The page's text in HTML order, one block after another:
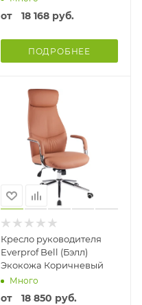
от 18 168 руб.
ПОДРОБНЕЕ
Кресло руководителя
Everprof Bell (Бэлл)
Экокожа Коричневый
Много
от 18 850 руб.